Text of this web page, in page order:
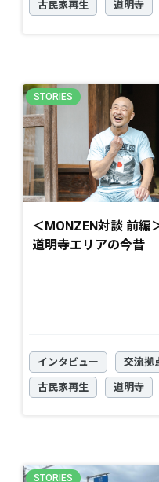
古民家再生 道明寺
＜MONZEN対談 前編
道明寺エリアの今昔
インタビュー 交流拠
古民家再生 道明寺